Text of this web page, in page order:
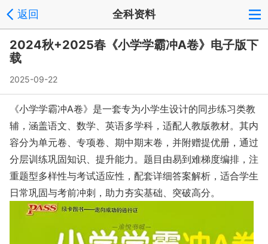
返回 全科资料
2024秋+2025春《小学学霸冲A卷》电子版下
载
2025-09-22
《小学学霸冲A卷》是一套专为小学生设计的同步练习类教
辅，涵盖语文、数学、英语多学科，适配人教版教材。其内
容分为单元卷、专项卷、期中期末卷，并附赠提优册，通过
分层训练巩固知识、提升能力。题目由易到难梯度编排，注
重题型多样性与考试适应性，配套详细答案解析，适合学生
日常巩固与考前冲刺，助力夯实基础、突破高分。